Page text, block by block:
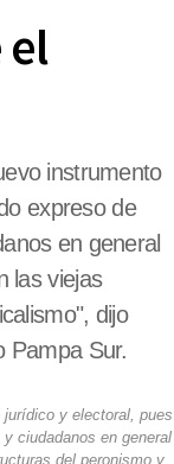
instrumento
expreso de
en general
las viejas
dijo
Pampa Sur.
y electoral, pues
ciudadanos en general
del peronismo y